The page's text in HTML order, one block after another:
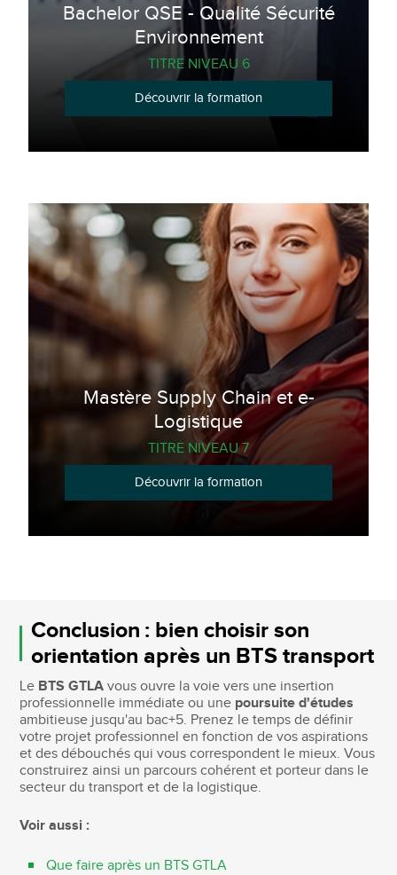
Bachelor QSE - Qualité Sécurité
Environnement
TITRE NIVEAU 6
Découvrir la formation
Mastère Supply Chain et e-
Logistique
TITRE NIVEAU 7
Découvrir la formation
Conclusion : bien choisir son
orientation après un BTS transport
Le BTS GTLA vous ouvre la voie vers une insertion
professionnelle immédiate ou une poursuite d'études
ambitieuse jusqu'au bac+5. Prenez le temps de définir
votre projet professionnel en fonction de vos aspirations
et des débouchés qui vous correspondent le mieux. Vous
construirez ainsi un parcours cohérent et porteur dans le
secteur du transport et de la logistique.
Voir aussi :
Que faire après un BTS GTLA